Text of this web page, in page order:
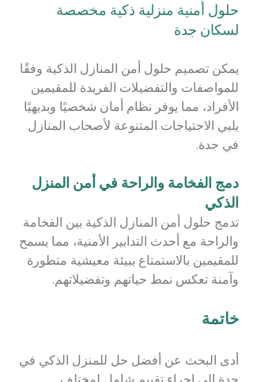
حلول أمنية منزلية ذكية مخصصة
لسكان جدة
يمكن تصميم حلول أمن المنازل الذكية وفقًا
للمواصفات والتفضيلات الفريدة للمقيمين
الأفراد، مما يوفر نظام أمان شخصيًا وبديهيًا
يلبي الاحتياجات المتنوعة لأصحاب المنازل
في جدة.
دمج الفخامة والراحة في أمن المنزل
الذكي
تدمج حلول أمن المنازل الذكية بين الفخامة
والراحة مع أحدث التدابير الأمنية، مما يسمح
للمقيمين بالاستمتاع ببيئة معيشية متطورة
وآمنة تعكس نمط حياتهم وتفضيلاتهم.
خاتمة
أدى البحث عن أفضل حل للمنزل الذكي في